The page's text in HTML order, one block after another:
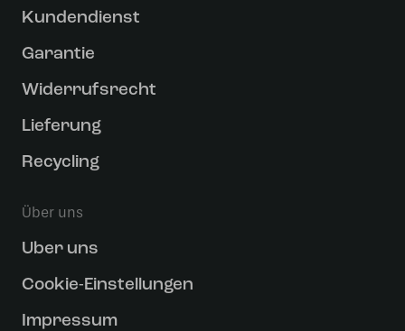
Kundendienst
Garantie
Widerrufsrecht
Lieferung
Recycling
Über uns
Uber uns
Cookie-Einstellungen
Impressum